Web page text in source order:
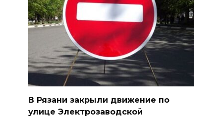
В Рязани закрыли движение по
улице Электрозаводской